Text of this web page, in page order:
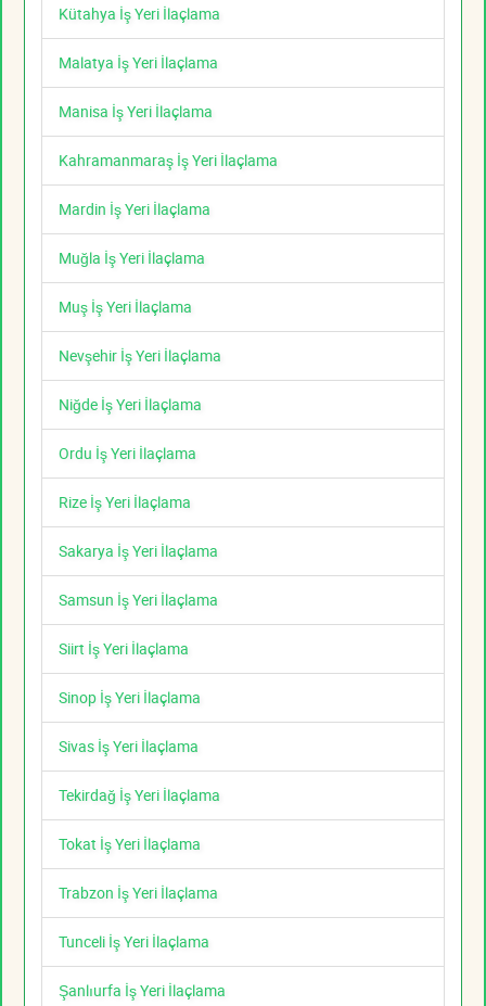
Kütahya İş Yeri İlaçlama
Malatya İş Yeri İlaçlama
Manisa İş Yeri İlaçlama
Kahramanmaraş İş Yeri İlaçlama
Mardin İş Yeri İlaçlama
Muğla İş Yeri İlaçlama
Muş İş Yeri İlaçlama
Nevşehir İş Yeri İlaçlama
Niğde İş Yeri İlaçlama
Ordu İş Yeri İlaçlama
Rize İş Yeri İlaçlama
Sakarya İş Yeri İlaçlama
Samsun İş Yeri İlaçlama
Siirt İş Yeri İlaçlama
Sinop İş Yeri İlaçlama
Sivas İş Yeri İlaçlama
Tekirdağ İş Yeri İlaçlama
Tokat İş Yeri İlaçlama
Trabzon İş Yeri İlaçlama
Tunceli İş Yeri İlaçlama
Şanlıurfa İş Yeri İlaçlama